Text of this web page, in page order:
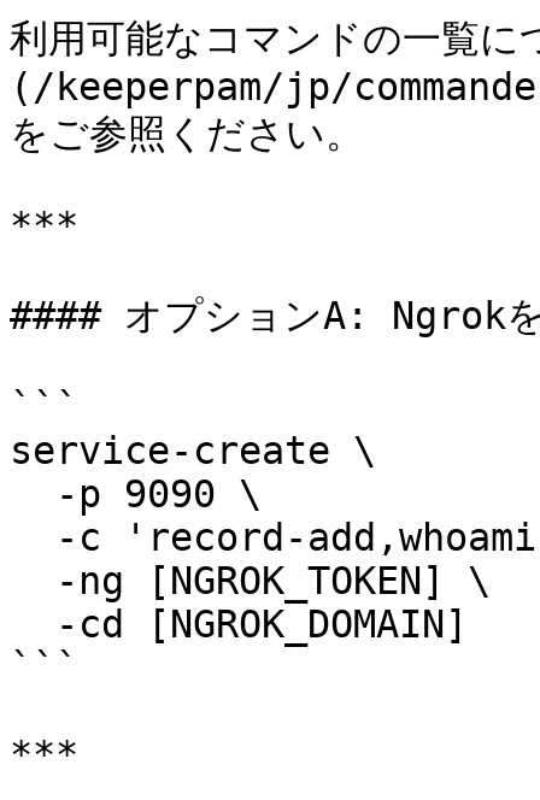
利用可能なコマンドの一覧
(/keeperpam/jp/
をご参照ください。
***
#### オプションA: Ngrok
```
service-create \
```
***